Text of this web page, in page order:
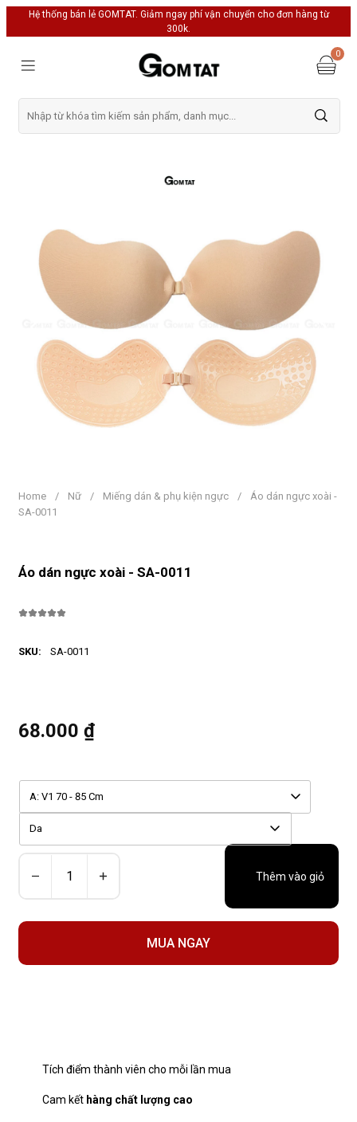
Hệ thống bán lẻ GOMTAT. Giảm ngay phí vận chuyển cho đơn hàng từ
300k.
0
Home / Nữ / Miếng dán & phụ kiện ngực /
Áo dán ngực xoài -
SA-0011
Áo dán ngực xoài - SA-0011
SKU: SA-0011
68.000 ₫
Thêm vào giỏ
MUA NGAY
Cam kết hàng chất lượng cao
Tích điểm thành viên cho mỗi lần mua
A: V1 70 - 85 Cm
Da